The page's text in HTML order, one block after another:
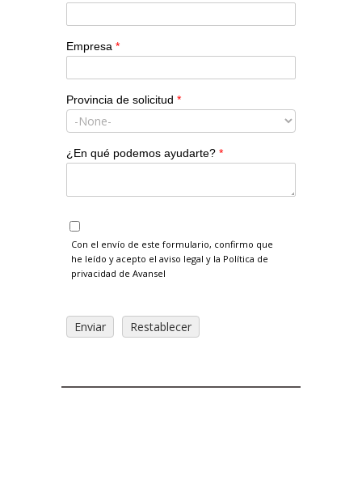
Empresa *
Provincia de solicitud *
¿En qué podemos ayudarte? *
Con el envío de este formulario, confirmo que
he leído y acepto el aviso legal y la Política de
privacidad de Avansel